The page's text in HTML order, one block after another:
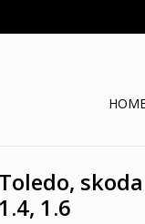
1.6